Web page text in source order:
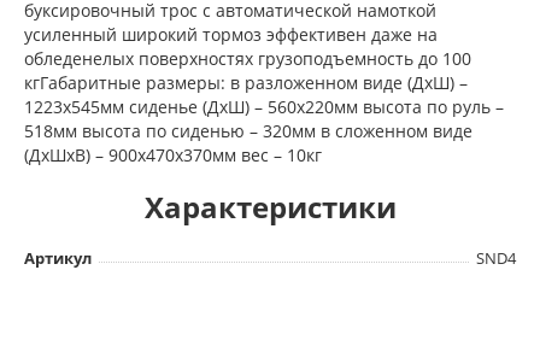
буксировочный трос с автоматической намоткой
усиленный широкий тормоз эффективен даже на
обледенелых поверхностях грузоподъемность до 100
кгГабаритные размеры: в разложенном виде (ДхШ) –
1223х545мм сиденье (ДхШ) – 560х220мм высота по руль –
518мм высота по сиденью – 320мм в сложенном виде
(ДхШхВ) – 900х470х370мм вес – 10кг
Характеристики
Артикул SND4